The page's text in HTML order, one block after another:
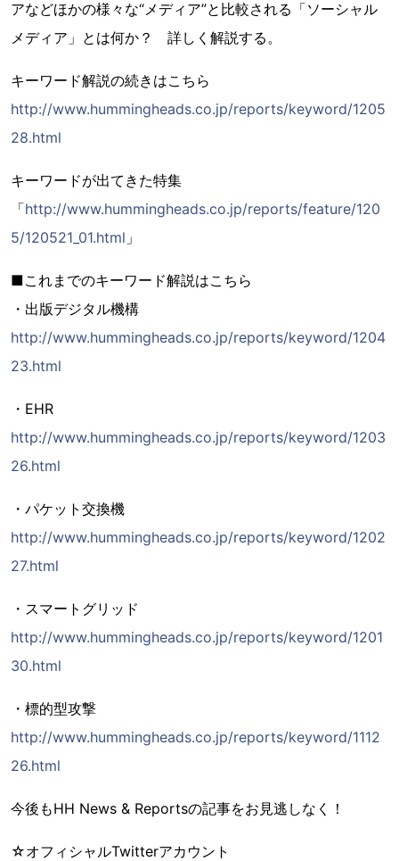
アなどほかの様々な“メディア”と比較される「ソーシャル
メディア」とは何か？ 詳しく解説する。
キーワード解説の続きはこちら
http://www.hummingheads.co.jp/reports/keyword/1205
28.html
キーワードが出てきた特集
「http://www.hummingheads.co.jp/reports/feature/120
5/120521_01.html 」
■これまでのキーワード解説はこちら
・出版デジタル機構
http://www.hummingheads.co.jp/reports/keyword/1204
23.html
・EHR
http://www.hummingheads.co.jp/reports/keyword/1203
26.html
・パケット交換機
http://www.hummingheads.co.jp/reports/keyword/1202
27.html
・スマートグリッド
http://www.hummingheads.co.jp/reports/keyword/1201
30.html
・標的型攻撃
http://www.hummingheads.co.jp/reports/keyword/1112
26.html
今後もHH News & Reportsの記事をお見逃しなく！
☆オフィシャルTwitterアカウント